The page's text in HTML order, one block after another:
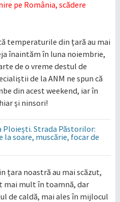
temperaturile din țară au mai
înaintăm în luna noiembrie,
de o vreme destul de
de la ANM ne spun că
din acest weekend, iar în
și ninsori!
Ploiești. Strada Păstorilor:
soare, muscărie, focar de
țara noastră au mai scăzut,
mai mult în toamnă, dar
de caldă, mai ales în mijlocul